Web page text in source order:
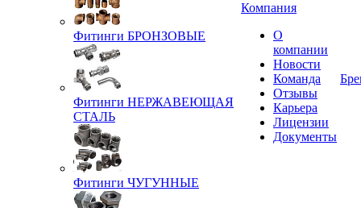
Фитинги БРОНЗОВЫЕ
Фитинги НЕРЖАВЕЮЩАЯ
СТАЛЬ
Фитинги ЧУГУННЫЕ
Компания
О
компании
Новости
Команда
Отзывы
Карьера
Лицензии
Документы